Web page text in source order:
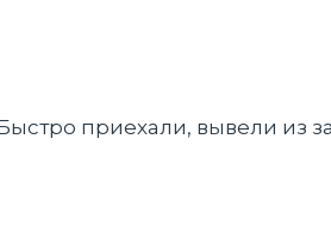
приехали, вывели из